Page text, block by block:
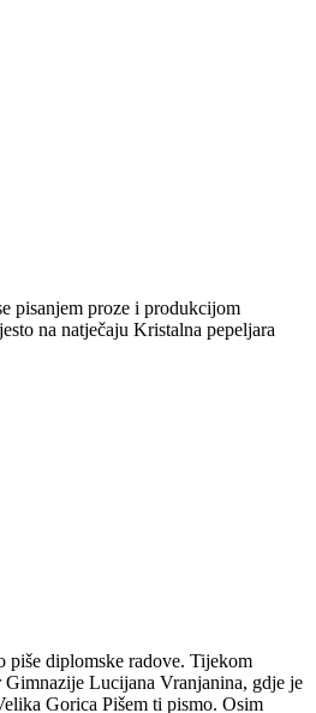
pisanjem proze i produkcijom
na natječaju Kristalna pepeljara
piše diplomske radove. Tijekom
Gimnazije Lucijana Vranjanina, gdje je
Gorica Pišem ti pismo. Osim